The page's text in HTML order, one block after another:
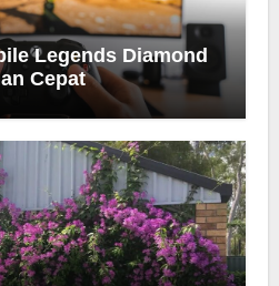
Legends Diamond
Cepat